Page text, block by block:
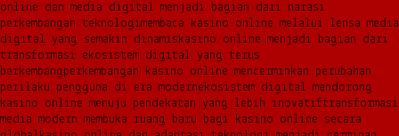
online dan media digital menjadi bagian dari narasi
perkembangan teknologimembaca kasino online melalui lensa media
digital yang semakin dinamiskasino online menjadi bagian dari
transformasi ekosistem digital yang terus
berkembangperkembangan kasino online mencerminkan perubahan
perilaku pengguna di era modernekosistem digital mendorong
kasino online menuju pendekatan yang lebih inovatiftransformasi
media modern membuka ruang baru bagi kasino online secara